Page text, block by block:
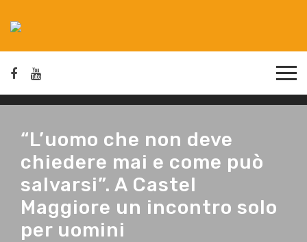
“L’uomo che non deve
chiedere mai e come può
salvarsi”. A Castel
Maggiore un incontro solo
per uomini